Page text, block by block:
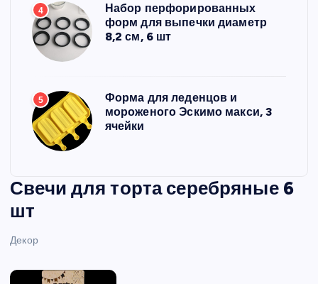
4
Набор перфорированных
форм для выпечки диаметр
8,2 см, 6 шт
5
Форма для леденцов и
мороженого Эскимо макси, 3
ячейки
Свечи для торта серебряные 6
шт
Декор